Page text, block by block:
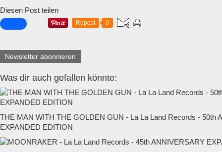
Diesen Post teilen
Repost 0
Newsletter abonnieren
Was dir auch gefallen könnte:
THE MAN WITH THE GOLDEN GUN - La La Land Records - 50th
EXPANDED EDITION